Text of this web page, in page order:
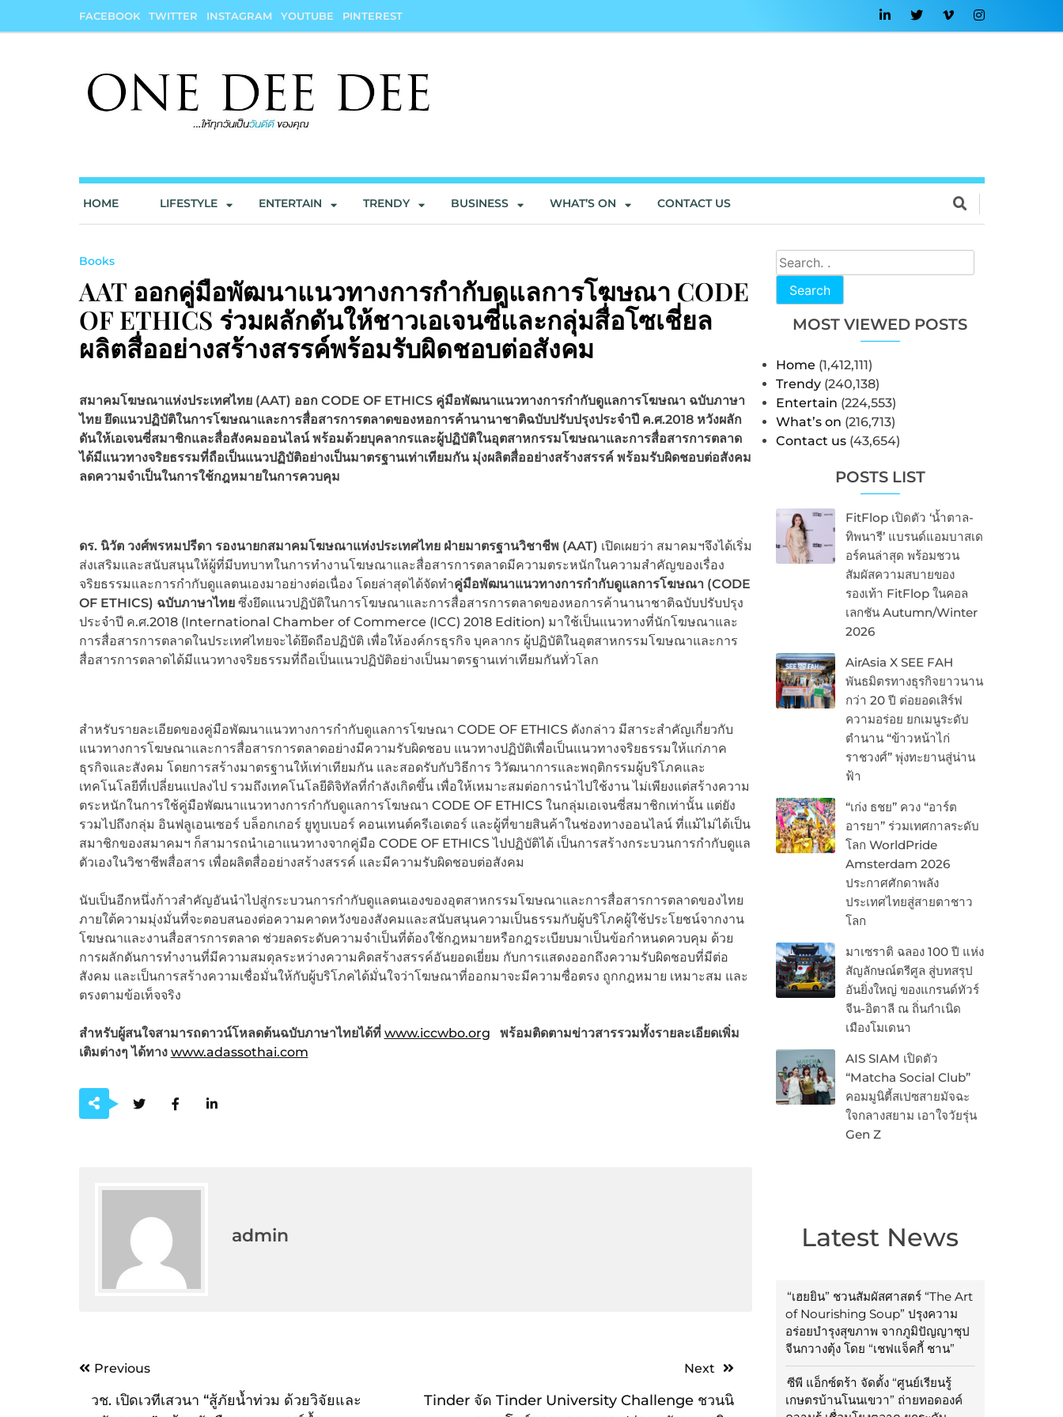
FACEBOOK TWITTER INSTAGRAM YOUTUBE PINTEREST
HOME LIFESTYLE ENTERTAIN TRENDY BUSINESS WHAT’S ON CONTACT US
Search
MOST VIEWED POSTS
Home (1,412,111)
Trendy (240,138)
Entertain (224,553)
What’s on (216,713)
Contact us (43,654)
POSTS LIST
FitFlop เปิดตัว ‘น้ำตาล-
ทิพนารี’ แบรนด์แอมบาสเด
อร์คนล่าสุด พร้อมชวน
สัมผัสความสบายของ
รองเท้า FitFlop ในคอล
เลกชัน Autumn/Winter
2026
AirAsia X SEE FAH
พันธมิตรทางธุรกิจยาวนาน
กว่า 20 ปี ต่อยอดเสิร์ฟ
ความอร่อย ยกเมนูระดับ
ตำนาน “ข้าวหน้าไก่
ราชวงศ์” พุ่งทะยานสู่น่าน
ฟ้า
“เก่ง ธชย” ควง “อาร์ต
อารยา” ร่วมเทศกาลระดับ
โลก WorldPride
Amsterdam 2026
ประกาศศักดาพลัง
ประเทศไทยสู่สายตาชาว
โลก
มาเซราติ ฉลอง 100 ปี แห่ง
สัญลักษณ์ตรีศูล สู่บทสรุป
อันยิ่งใหญ่ ของแกรนด์ทัวร์
จีน-อิตาลี ณ ถิ่นกำเนิด
เมืองโมเดนา
AIS SIAM เปิดตัว
“Matcha Social Club”
คอมมูนิตี้สเปซสายมัจฉะ
ใจกลางสยาม เอาใจวัยรุ่น
Gen Z
Latest News
“เฮยยิน” ชวนสัมผัสศาสตร์ “The Art
of Nourishing Soup” ปรุงความ
อร่อยบำรุงสุขภาพ จากภูมิปัญญาซุป
จีนกวางตุ้ง โดย “เชฟแจ็คกี้ ชาน”
ซีพี แอ็กซ์ตร้า จัดตั้ง “ศูนย์เรียนรู้
เกษตรบ้านโนนเขวา” ถ่ายทอดองค์
Books
AAT ออกคู่มือพัฒนาแนวทางการกำกับดูแลการโฆษณา CODE
OF ETHICS ร่วมผลักดันให้ชาวเอเจนซี่และกลุ่มสื่อโซเชี่ยล
ผลิตสื่ออย่างสร้างสรรค์พร้อมรับผิดชอบต่อสังคม
สมาคมโฆษณาแห่งประเทศไทย (AAT) ออก CODE OF ETHICS คู่มือพัฒนาแนวทางการกำกับดูแลการโฆษณา ฉบับภาษา
ไทย ยึดแนวปฏิบัติในการโฆษณาและการสื่อสารการตลาดของหอการค้านานาชาติฉบับปรับปรุงประจำปี ค.ศ.2018 หวังผลัก
ดันให้เอเจนซี่สมาชิกและสื่อสังคมออนไลน์ พร้อมด้วยบุคลากรและผู้ปฏิบัติในอุตสาหกรรมโฆษณาและการสื่อสารการตลาด
ได้มีแนวทางจริยธรรมที่ถือเป็นแนวปฏิบัติอย่างเป็นมาตรฐานเท่าเทียมกัน มุ่งผลิตสื่ออย่างสร้างสรรค์ พร้อมรับผิดชอบต่อสังคม
ลดความจำเป็นในการใช้กฎหมายในการควบคุม
ดร. นิวัต วงศ์พรหมปรีดา รองนายกสมาคมโฆษณาแห่งประเทศไทย ฝ่ายมาตรฐานวิชาชีพ (AAT) เปิดเผยว่า สมาคมฯจึงได้เริ่ม
ส่งเสริมและสนับสนุนให้ผู้ที่มีบทบาทในการทำงานโฆษณาและสื่อสารการตลาดมีความตระหนักในความสำคัญของเรื่อง
จริยธรรมและการกำกับดูแลตนเองมาอย่างต่อเนื่อง โดยล่าสุดได้จัดทำคู่มือพัฒนาแนวทางการกำกับดูแลการโฆษณา (CODE
OF ETHICS) ฉบับภาษาไทยซึ่งยึดแนวปฏิบัติในการโฆษณาและการสื่อสารการตลาดของหอการค้านานาชาติฉบับปรับปรุง
ประจำปี ค.ศ.2018 (International Chamber of Commerce (ICC) 2018 Edition) มาใช้เป็นแนวทางที่นักโฆษณาและ
การสื่อสารการตลาดในประเทศไทยจะได้ยึดถือปฏิบัติ เพื่อให้องค์กรธุรกิจ บุคลากร ผู้ปฏิบัติในอุตสาหกรรมโฆษณาและการ
สื่อสารการตลาดได้มีแนวทางจริยธรรมที่ถือเป็นแนวปฏิบัติอย่างเป็นมาตรฐานเท่าเทียมกันทั่วโลก
สำหรับรายละเอียดของคู่มือพัฒนาแนวทางการกำกับดูแลการโฆษณา CODE OF ETHICS ดังกล่าว มีสาระสำคัญเกี่ยวกับ
แนวทางการโฆษณาและการสื่อสารการตลาดอย่างมีความรับผิดชอบ แนวทางปฏิบัติเพื่อเป็นแนวทางจริยธรรมให้แก่ภาค
ธุรกิจและสังคม โดยการสร้างมาตรฐานให้เท่าเทียมกัน และสอดรับกับวิธีการ วิวัฒนาการและพฤติกรรมผู้บริโภคและ
เทคโนโลยีที่เปลี่ยนแปลงไป รวมถึงเทคโนโลยีดิจิทัลที่กำลังเกิดขึ้น เพื่อให้เหมาะสมต่อการนำไปใช้งาน ไม่เพียงแต่สร้างความ
ตระหนักในการใช้คู่มือพัฒนาแนวทางการกำกับดูแลการโฆษณา CODE OF ETHICS ในกลุ่มเอเจนซี่สมาชิกเท่านั้น แต่ยัง
รวมไปถึงกลุ่ม อินฟลูเอนเซอร์ บล็อกเกอร์ ยูทูบเบอร์ คอนเทนต์ครีเอเตอร์ และผู้ที่ขายสินค้าในช่องทางออนไลน์ ที่แม้ไม่ได้เป็น
สมาชิกของสมาคมฯ ก็สามารถนำเอาแนวทางจากคู่มือ CODE OF ETHICS ไปปฏิบัติได้ เป็นการสร้างกระบวนการกำกับดูแล
ตัวเองในวิชาชีพสื่อสาร เพื่อผลิตสื่ออย่างสร้างสรรค์ และมีความรับผิดชอบต่อสังคม
นับเป็นอีกหนึ่งก้าวสำคัญอันนำไปสู่กระบวนการกำกับดูแลตนเองของอุตสาหกรรมโฆษณาและการสื่อสารการตลาดของไทย
ภายใต้ความมุ่งมั่นที่จะตอบสนองต่อความคาดหวังของสังคมและสนับสนุนความเป็นธรรมกับผู้บริโภคผู้ใช้ประโยชน์จากงาน
โฆษณาและงานสื่อสารการตลาด ช่วยลดระดับความจำเป็นที่ต้องใช้กฎหมายหรือกฎระเบียบมาเป็นข้อกำหนดควบคุม ด้วย
การผลักดันการทำงานที่มีความสมดุลระหว่างความคิดสร้างสรรค์อันยอดเยี่ยม กับการแสดงออกถึงความรับผิดชอบที่มีต่อ
สังคม และเป็นการสร้างความเชื่อมั่นให้กับผู้บริโภคได้มั่นใจว่าโฆษณาที่ออกมาจะมีความซื่อตรง ถูกกฎหมาย เหมาะสม และ
ตรงตามข้อเท็จจริง
สำหรับผู้สนใจสามารถดาวน์โหลดต้นฉบับภาษาไทยได้ที่ www.iccwbo.org พร้อมติดตามข่าวสารรวมทั้งรายละเอียดเพิ่ม
เติมต่างๆ ได้ทาง www.adassothai.com
admin
PostPrevious
วช. เปิดเวทีเสวนา “สู้ภัยน้ำท่วม ด้วยวิจัยและ
Next
Tinder จัด Tinder University Challenge ชวนนิ